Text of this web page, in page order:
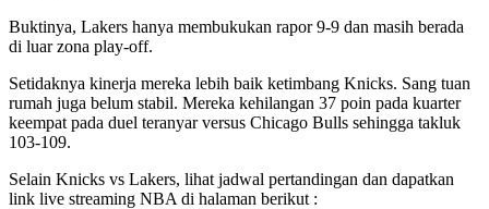
Buktinya, Lakers hanya membukukan rapor 9-9 dan masih berada
di luar zona play-off.
Setidaknya kinerja mereka lebih baik ketimbang Knicks. Sang tuan
rumah juga belum stabil. Mereka kehilangan 37 poin pada kuarter
keempat pada duel teranyar versus Chicago Bulls sehingga takluk
103-109.
Selain Knicks vs Lakers, lihat jadwal pertandingan dan dapatkan
link live streaming NBA di halaman berikut :